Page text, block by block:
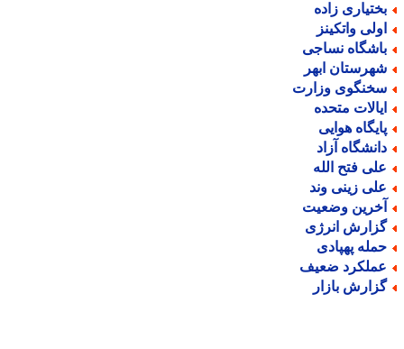
زاده
واتکینز
نساجی
ابهر
وزارت
متحده
هوایی
آزاد
فتح الله
زینی وند
وضعیت
انرژی
پهپادی
ضعیف
بازار